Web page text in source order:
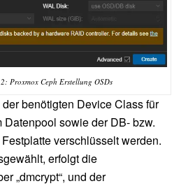
Proxmox Ceph Erstellung OSDs
benötigten Device Class für
sowie der DB- bzw.
verschlüsselt werden.
erfolgt die
„dmcrypt“, und der